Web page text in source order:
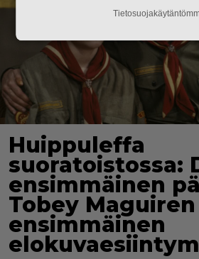
Huippuleffa
suoratoistossa:
ensimmäinen
Tobey Maguiren
ensimmäinen